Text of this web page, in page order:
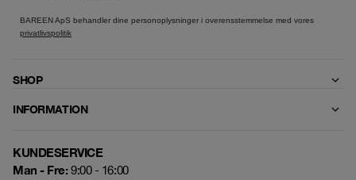
BAREEN ApS behandler dine personoplysninger i overensstemmelse med vores
privatlivspolitik
SHOP
INFORMATION
KUNDESERVICE
Man - Fre:9:00 - 16:00